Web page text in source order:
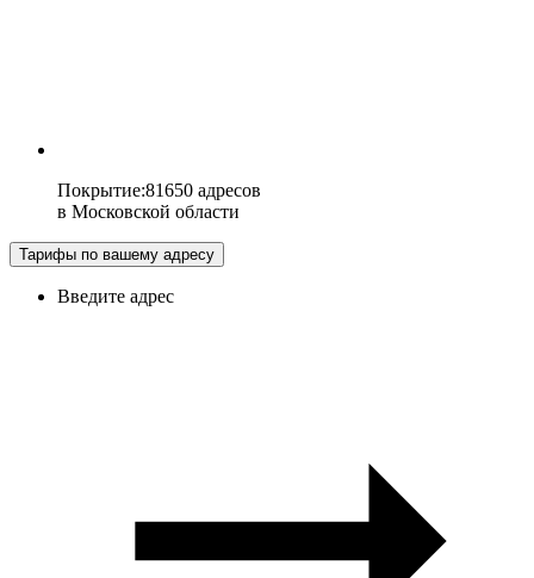
Покрытие:81650 адресов
в Московской области
Тарифы по вашему адресу
Введите адрес